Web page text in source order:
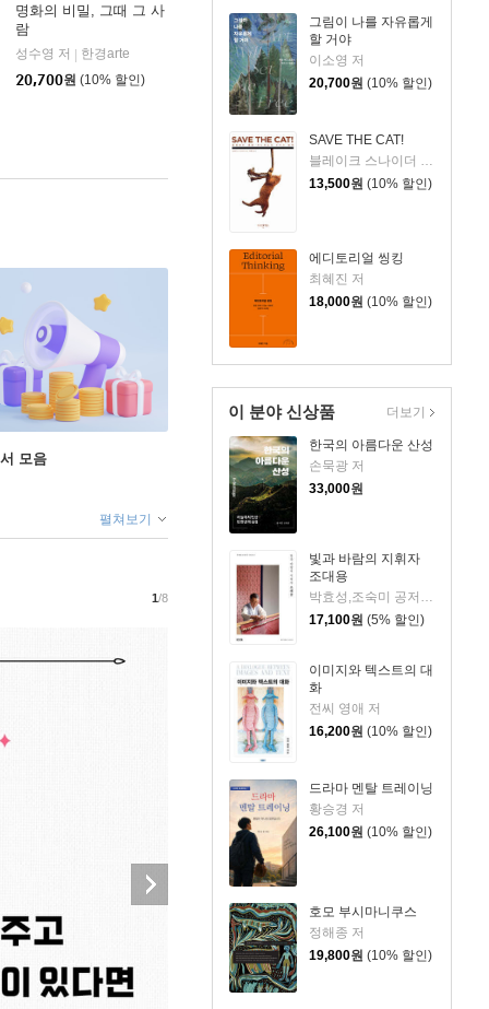
그림이 나를 자유롭게
할 거야
이소영 저
20,700원 (10% 할인)
SAVE THE CAT!
13,500원 (10% 할인)
에디토리얼 씽킹
최혜진 저
18,000원 (10% 할인)
이 분야 신상품
한국의 아름다운 산성
손묵광 저
33,000원
빛과 바람의 지휘자
조대용
17,100원 (5% 할인)
이미지와 텍스트의 대
화
전씨 영애 저
16,200원 (10% 할인)
드라마 멘탈 트레이닝
황승경 저
26,100원 (10% 할인)
호모 부시마니쿠스
정해종 저
19,800원 (10% 할인)
더보기
명화의 비밀, 그때 그 사
람
성수영 저
한경arte
20,700원 (10% 할인)
모음
펼쳐보기
1/8